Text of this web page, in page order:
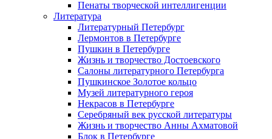
Пенаты творческой интеллигенции
Литература
Литературный Петербург
Лермонтов в Петербурге
Пушкин в Петербурге
Жизнь и творчество Достоевского
Салоны литературного Петербурга
Пушкинское Золотое кольцо
Музей литературного героя
Некрасов в Петербурге
Серебряный век русской литературы
Жизнь и творчество Анны Ахматовой
Блок в Петербурге